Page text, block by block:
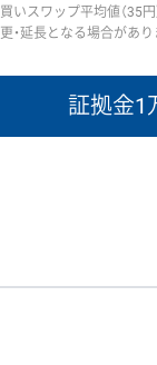
買いスワップ平均値（35
更・延長となる場合があり
証拠金1